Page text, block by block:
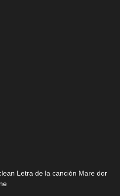
Letra de la canción Mare dor